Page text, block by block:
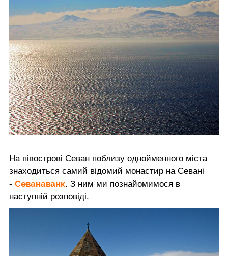
На півострові Севан поблизу однойменного міста
знаходиться самий відомий монастир на Севані
- Севанаванк. З ним ми познайомимося в
наступній розповіді.